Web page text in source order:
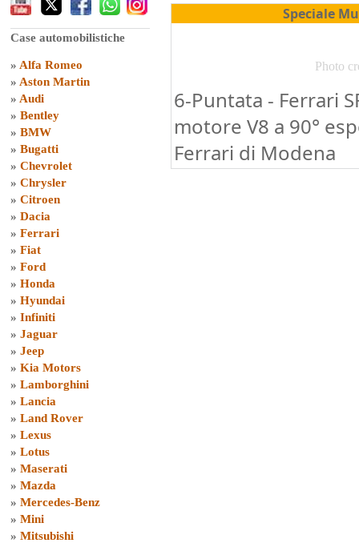
Case automobilistiche
» Alfa Romeo
» Aston Martin
» Audi
» Bentley
» BMW
» Bugatti
» Chevrolet
» Chrysler
» Citroen
» Dacia
» Ferrari
» Fiat
» Ford
» Honda
» Hyundai
» Infiniti
» Jaguar
» Jeep
» Kia Motors
» Lamborghini
» Lancia
» Land Rover
» Lexus
» Lotus
» Maserati
» Mazda
» Mercedes-Benz
» Mini
» Mitsubishi
Speciale
Photo
6-Puntata - Ferrari
motore V8 a 90°
Ferrari di Modena